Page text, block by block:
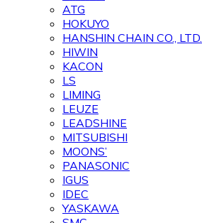
ATG
HOKUYO
HANSHIN CHAIN CO., LTD.
HIWIN
KACON
LS
LIMING
LEUZE
LEADSHINE
MITSUBISHI
MOONS’
PANASONIC
IGUS
IDEC
YASKAWA